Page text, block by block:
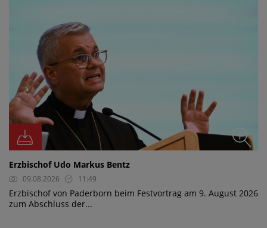
Erzbischof Udo Markus Bentz
09.08.2026 11:49
Erzbischof von Paderborn beim Festvortrag am 9. August 2026
zum Abschluss der...